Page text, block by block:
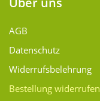
AGB
Datenschutz
Widerrufsbelehrung
Bestellung widerrufen